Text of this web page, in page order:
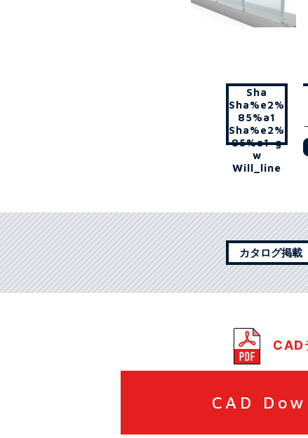
Sha
Sha%e2%
85%a1
Sha%e2%
85%a1-g
w
Will_line
カタログ掲
CAD
CAD